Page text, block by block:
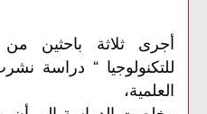
أجرى ثلاثة باحثین
للتكنولوجیا “ دراسة
العلمیة،